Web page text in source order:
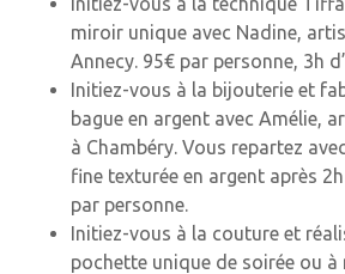
miroir unique avec Nadine,
Annecy. 95€ par personne, 3h
Initiez-vous à la bijouterie et
bague en argent avec Amélie,
à Chambéry. Vous repartez
fine texturée en argent après
par personne.
Initiez-vous à la couture et
pochette unique de soirée ou à